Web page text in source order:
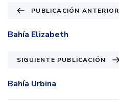
PUBLICACIÓN ANTERIOR
Bahía Elizabeth
SIGUIENTE PUBLICACIÓN
Bahía Urbina